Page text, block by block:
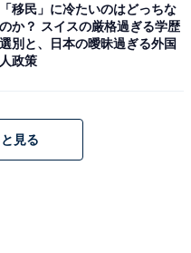
「移民」に冷たいのはどっちな
のか？ スイスの厳格過ぎる学歴
選別と、日本の曖昧過ぎる外国
人政策
見る